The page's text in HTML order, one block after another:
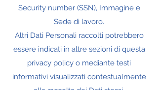
Security number (SSN), Immagine e
Sede di lavoro.
Altri Dati Personali raccolti potrebbero
essere indicati in altre sezioni di questa
privacy policy o mediante testi
informativi visualizzati contestualmente